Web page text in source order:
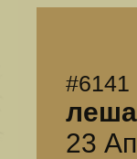
#6141
леша
23